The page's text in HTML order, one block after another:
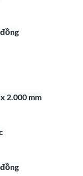
2.000 mm